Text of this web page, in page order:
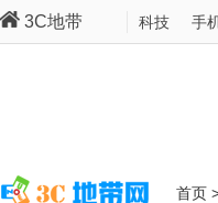
3C地带 科技 手
首页